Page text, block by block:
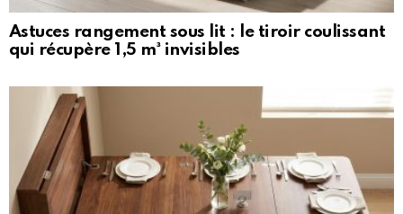
Astuces rangement sous lit : le tiroir coulissant
qui récupère 1,5 m³ invisibles